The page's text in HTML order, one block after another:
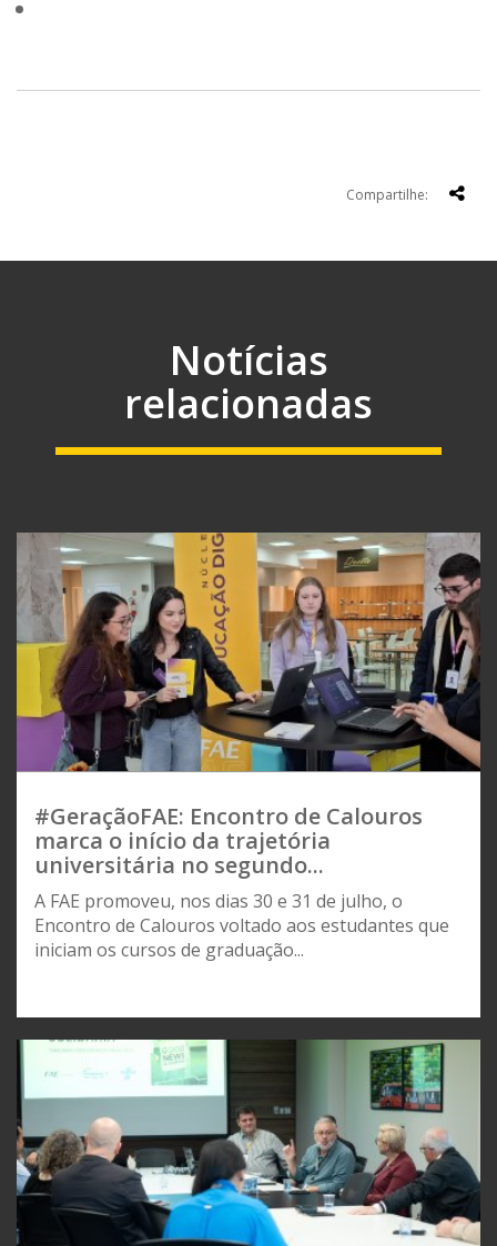
Compartilhe:
Notícias
relacionadas
#GeraçãoFAE: Encontro de Calouros
marca o início da trajetória
universitária no segundo...
A FAE promoveu, nos dias 30 e 31 de julho, o
Encontro de Calouros voltado aos estudantes que
iniciam os cursos de graduação...